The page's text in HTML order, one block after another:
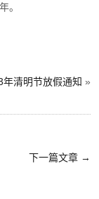
。
年清明节放假通知 »
下一篇文章 →